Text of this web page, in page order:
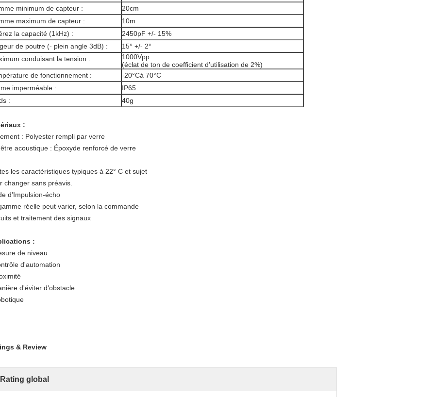
minimum de capteur :
20cm
maximum de capteur :
10m
la capacité (1kHz) :
2450pF +/- 15%
de poutre (- plein angle 3dB) :
15° +/- 2°
conduisant la tension :
1000Vpp
(éclat de ton de coefficient d'utilisation de 2%)
de fonctionnement :
-20°Cà 70°C
imperméable :
IP65
:
40g
:
: Polyester rempli par verre
acoustique : Époxyde renforcé de verre
les caractéristiques typiques à 22° C et sujet
changer sans préavis.
d'Impulsion-écho
réelle peut varier, selon la commande
et traitement des signaux
:
de niveau
d'automation
d'éviter d'obstacle
& Review
Rating global